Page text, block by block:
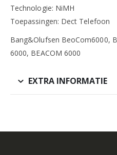
Technologie: NiMH
Toepassingen: Dect Telefoon
Bang&Olufsen BeoCom6000,
6000, BEACOM 6000
EXTRA INFORMATIE